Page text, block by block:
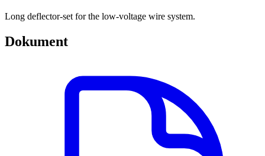
Long deflector-set for the low-voltage wire system.
Dokument